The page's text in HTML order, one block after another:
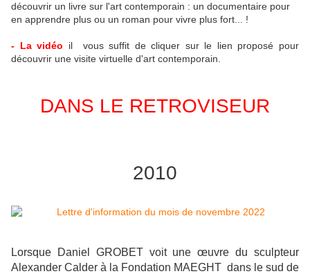
découvrir un livre sur l'art contemporain : un documentaire pour
en apprendre plus ou un roman pour vivre plus fort... !
- La vidéo il vous suffit de cliquer sur le lien proposé pour
découvrir une visite virtuelle d'art contemporain.
DANS LE RETROVISEUR
2010
Lorsque Daniel GROBET voit une œuvre du sculpteur
Alexander Calder à la Fondation MAEGHT dans le sud de